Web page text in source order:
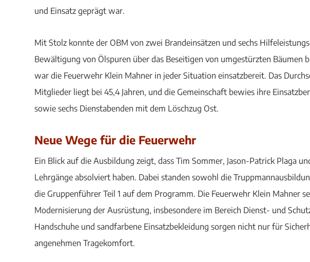
und Einsatz geprägt war.
Mit Stolz konnte der OBM von zwei Brandeinsätzen und sechs
Bewältigung von Ölspuren über das Beseitigen von umgestürzten Bäumen
war die Feuerwehr Klein Mahner in jeder Situation einsatzbereit. Das
Mitglieder liegt bei 45,4 Jahren, und die Gemeinschaft bewies ihre
sowie sechs Dienstabenden mit dem Löschzug Ost.
Neue Wege für die Feuerwehr
Ein Blick auf die Ausbildung zeigt, dass Tim Sommer, Jason-Patrick Plaga
Lehrgänge absolviert haben. Dabei standen sowohl die
die Gruppenführer Teil 1 auf dem Programm. Die Feuerwehr Klein Mahner
Modernisierung der Ausrüstung, insbesondere im Bereich Dienst- und
Handschuhe und sandfarbene Einsatzbekleidung sorgen nicht nur für
angenehmen Tragekomfort.